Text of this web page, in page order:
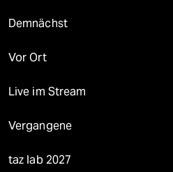
Demnächst
Vor Ort
Live im Stream
Vergangene
taz lab 2027